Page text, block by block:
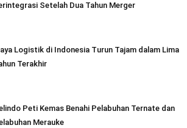
Setelah Dua Tahun Merger
Logistik di Indonesia Turun Tajam dalam Lima
Terakhir
Peti Kemas Benahi Pelabuhan Ternate dan
Merauke